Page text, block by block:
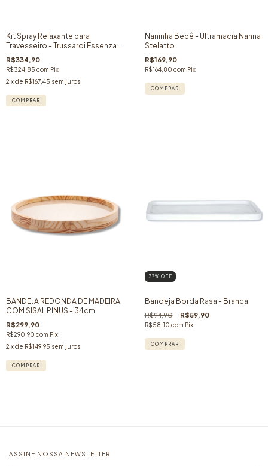
Kit Spray Relaxante para
Travesseiro - Trussardi Essenza
di Sogno - 30ml
R$334,90
R$324,85 com Pix
2 x de R$167,45 sem juros
Naninha Bebê - Ultramacia Nanna
Stelatto
R$169,90
R$164,80 com Pix
BANDEJA REDONDA DE MADEIRA
COM SISAL PINUS - 34cm
R$299,90
R$290,90 com Pix
2 x de R$149,95 sem juros
37% OFF
Bandeja Borda Rasa - Branca
R$94,90 R$59,90
R$58,10 com Pix
ASSINE NOSSA NEWSLETTER